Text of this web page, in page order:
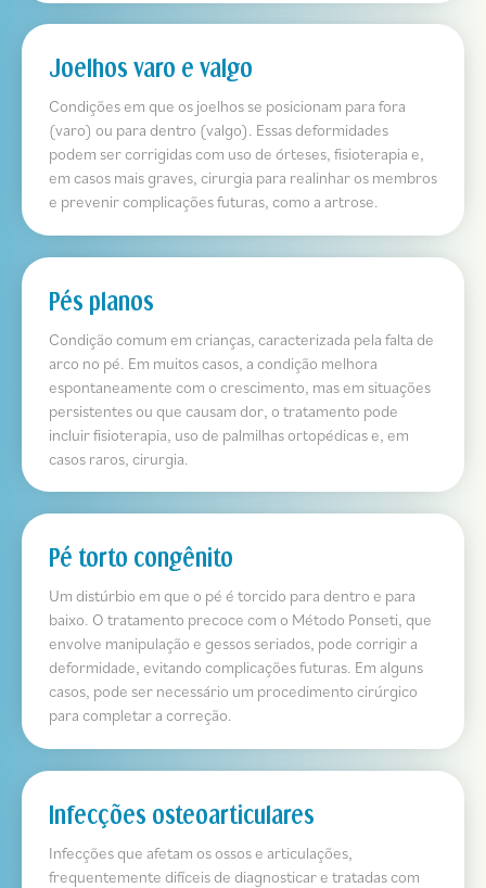
Joelhos varo e valgo
Condições em que os joelhos se posicionam para fora
(varo) ou para dentro (valgo). Essas deformidades
podem ser corrigidas com uso de órteses, fisioterapia e,
em casos mais graves, cirurgia para realinhar os membros
e prevenir complicações futuras, como a artrose.
Pés planos
Condição comum em crianças, caracterizada pela falta de
arco no pé. Em muitos casos, a condição melhora
espontaneamente com o crescimento, mas em situações
persistentes ou que causam dor, o tratamento pode
incluir fisioterapia, uso de palmilhas ortopédicas e, em
casos raros, cirurgia.
Pé torto congênito
Um distúrbio em que o pé é torcido para dentro e para
baixo. O tratamento precoce com o Método Ponseti, que
envolve manipulação e gessos seriados, pode corrigir a
deformidade, evitando complicações futuras. Em alguns
casos, pode ser necessário um procedimento cirúrgico
para completar a correção.
Infecções osteoarticulares
Infecções que afetam os ossos e articulações,
frequentemente difíceis de diagnosticar e tratadas com